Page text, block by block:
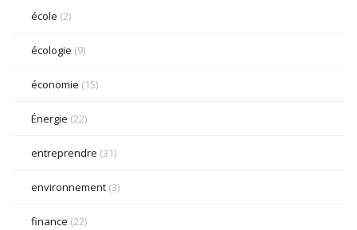
école (2)
écologie (9)
économie (15)
Énergie (22)
entreprendre (31)
environnement (3)
finance (22)